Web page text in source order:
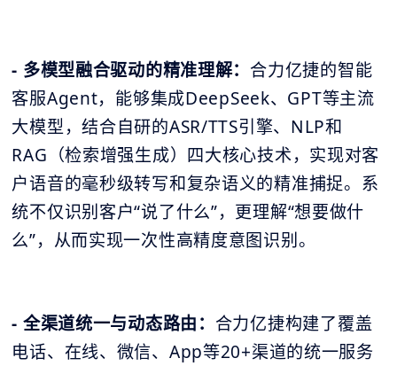
- 多模型融合驱动的精准理解： 合力亿捷的智能
客服Agent，能够集成DeepSeek、GPT等主流
大模型，结合自研的ASR/TTS引擎、NLP和
RAG（检索增强生成）四大核心技术，实现对客
户语音的毫秒级转写和复杂语义的精准捕捉。系
统不仅识别客户“说了什么”，更理解“想要做什
么”，从而实现一次性高精度意图识别。
- 全渠道统一与动态路由： 合力亿捷构建了覆盖
电话、在线、微信、App等20+渠道的统一服务